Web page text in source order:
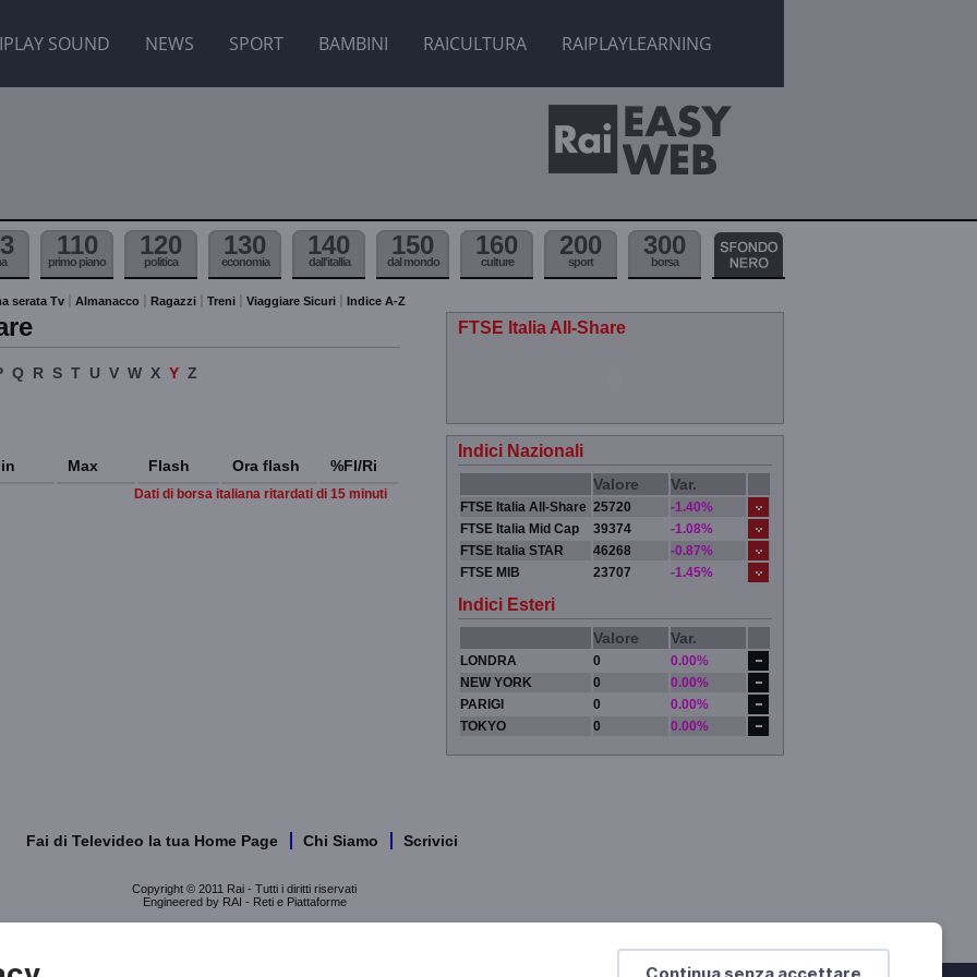
SOUND NEWS SPORT BAMBINI RAICULTURA RAIPLAYLEARNING
Continua senza accettare
110
primo piano
120
politica
130
economia
140
dall'itallia
150
dal mondo
160
culture
200
sport
300
borsa
serata Tv Almanacco Ragazzi Treni Viaggiare Sicuri Indice A-Z
Q R S T U V W X Y Z
Max Flash Ora flash %Fl/Ri
Dati di borsa italiana ritardati di 15 minuti
FTSE Italia All-Share
Indici Nazionali
Valore Var.
FTSE Italia All-Share 25720
-1.40%
FTSE Italia Mid Cap
39374
-1.08%
FTSE Italia STAR
46268
-0.87%
FTSE MIB
23707 -1.45%
Indici Esteri
Valore Var.
LONDRA 0
0.00%
NEW YORK
0
0.00%
PARIGI
0
0.00%
TOKYO
0 0.00%
Fai di Televideo la tua Home Page Chi Siamo Scrivici
Copyright © 2011 Rai - Tutti i diritti riservati
Engineered by RAI - Reti e Piattaforme